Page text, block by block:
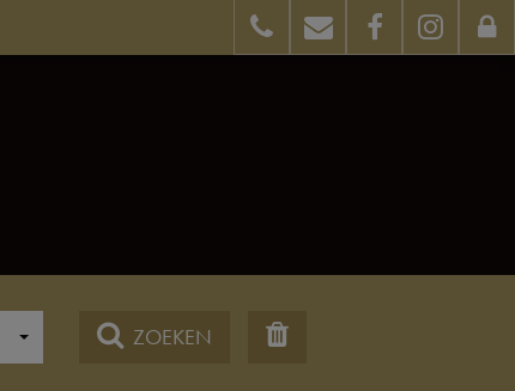
ZOEKEN